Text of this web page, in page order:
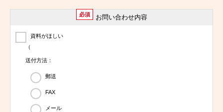
必須 お問い合わせ内容
資料がほしい
（
送付方法：
郵送
FAX
メール